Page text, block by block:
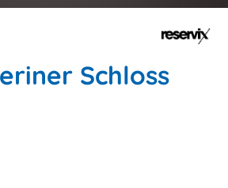
Schloss